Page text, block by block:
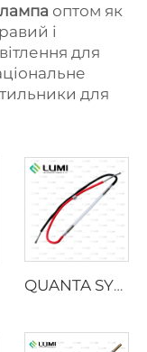
оптом як
і
для
для
QUANTA SYSTEM